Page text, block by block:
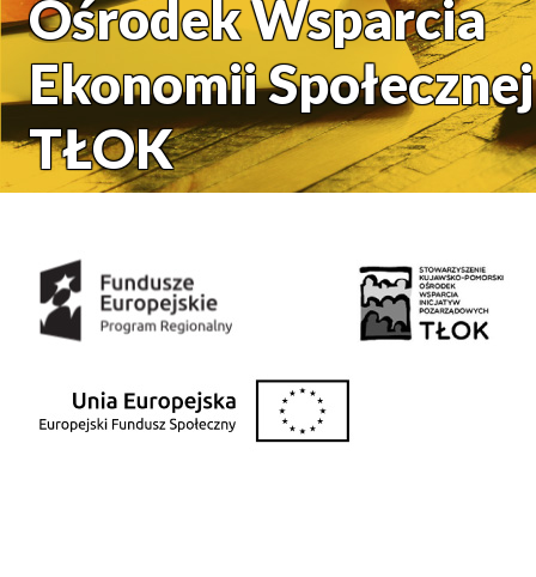
Ośrodek Wsparcia
Ekonomii Społecznej
TŁOK